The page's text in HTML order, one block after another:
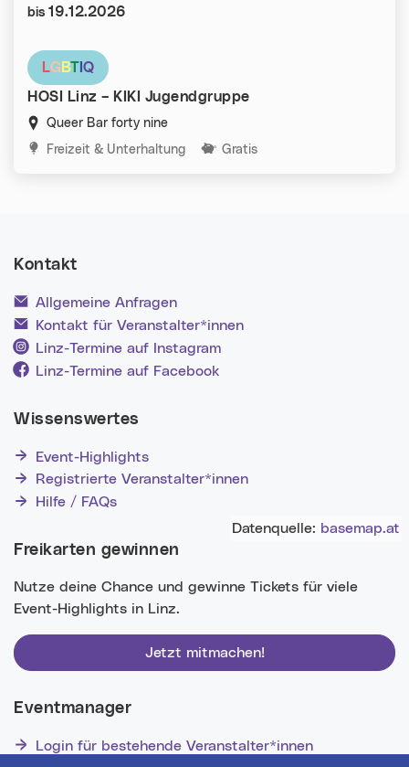
Datenquelle: basemap.at
LG BT Q
HOSI Linz – KIKI Jugendgruppe
Queer Bar forty nine
Kategorien:
Freizeit & Unterhaltung Gratis
Datum:
bis 19.12.2026
Kontakt
Allgemeine Anfragen
Kontakt für Veranstalter*innen
Linz-Termine auf Instagram
Linz-Termine auf Facebook
Wissenswertes
Event-Highlights
Registrierte Veranstalter*innen
Hilfe / FAQs
Freikarten gewinnen
Nutze deine Chance und gewinne Tickets für viele
Event-Highlights in Linz.
Jetzt mitmachen!
Eventmanager
Login für bestehende Veranstalter*innen